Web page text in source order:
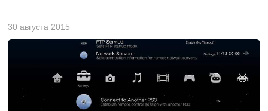
30 августа 2015